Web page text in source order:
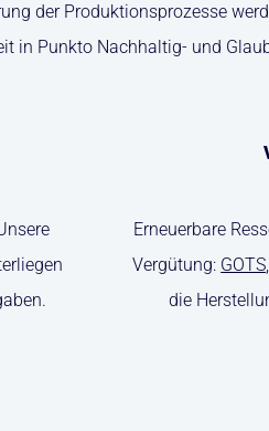
der Produktionsprozesse
in Punkto Nachhaltig- und
Erneuerbare
Vergütung: GOTS,
die